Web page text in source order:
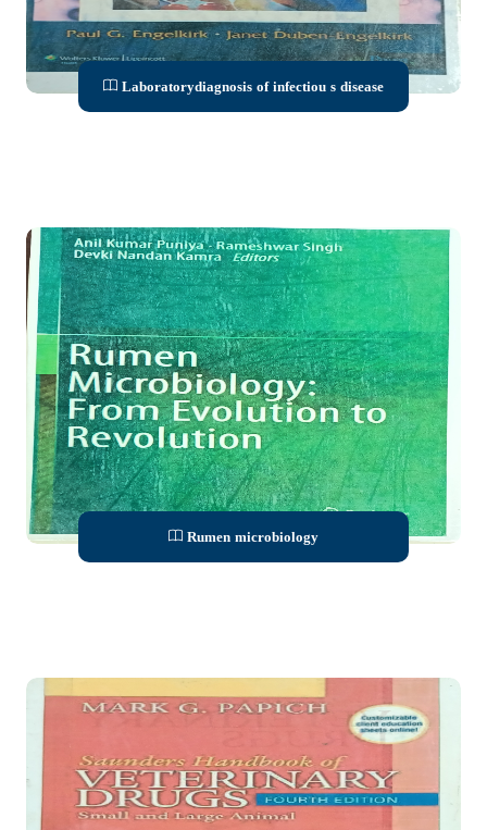
Laboratorydiagnosis of infectiou s disease
Rumen microbiology